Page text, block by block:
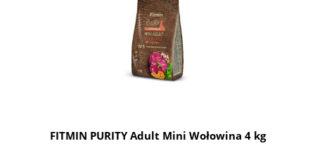
FITMIN PURITY Adult Mini Wołowina 4 kg